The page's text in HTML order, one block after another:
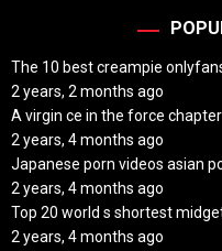
The 10 best creampie
2 years, 2 months ago
A virgin ce in the force
2 years, 4 months ago
Japanese porn videos asian
2 years, 4 months ago
Top 20 world s shortest
2 years, 4 months ago